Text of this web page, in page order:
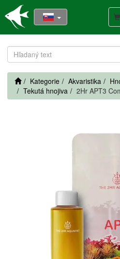
Kategorie Akvaristika
Tekutá hnojiva
2Hr APT3